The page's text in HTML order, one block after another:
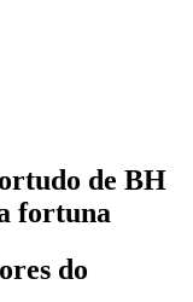
de BH
fortuna
do